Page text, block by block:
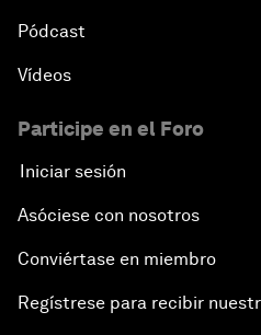
Pódcast
Vídeos
Participe en el Foro
Iniciar sesión
Asóciese con nosotros
Conviértase en miembro
Regístrese para recibir